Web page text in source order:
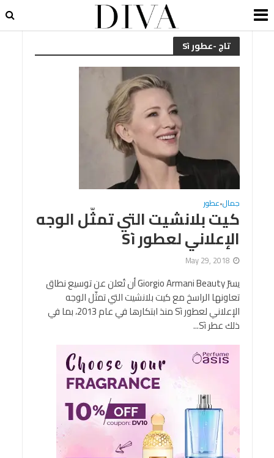
تاج -عطور Sì
جمال•عطور
كيت بلانشيت التي تمثّل الوجه
الإعلاني لعطور Sì
May 29, 2018
يسرّ Giorgio Armani Beauty أن تُعلن عن توسيع نطاق
تعاونها الراسخ مع كيت بلانشيت التي تمثّل الوجه
الإعلاني لعطور Sì منذ ابتكارها في عام 2013، بما في
ذلك عطر Sì...